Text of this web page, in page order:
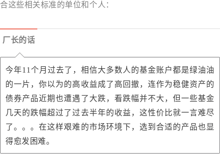
合这些相关标准的单位和个人：
厂长的话
今年11个月过去了，相信大多数人的基金账户都是绿油油
的一片，你以为的高收益成了高回撤，连作为稳健资产的
债券产品近期也遭遇了大跌，看跌幅并不大，但一些基金
几天的跌幅超过了过去半年的收益，这性价比就一言难尽
了。。。在这样艰难的市场环境下，选到合适的产品也显
得愈发困难。